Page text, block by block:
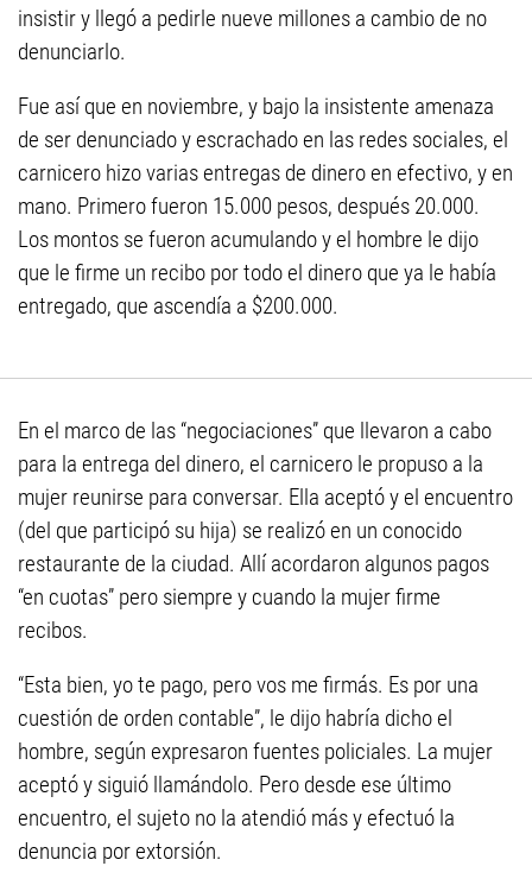
insistir y llegó a pedirle nueve millones a cambio de no
denunciarlo.
Fue así que en noviembre, y bajo la insistente amenaza
de ser denunciado y escrachado en las redes sociales, el
carnicero hizo varias entregas de dinero en efectivo, y en
mano. Primero fueron 15.000 pesos, después 20.000.
Los montos se fueron acumulando y el hombre le dijo
que le firme un recibo por todo el dinero que ya le había
entregado, que ascendía a $200.000.
En el marco de las “negociaciones” que llevaron a cabo
para la entrega del dinero, el carnicero le propuso a la
mujer reunirse para conversar. Ella aceptó y el encuentro
(del que participó su hija) se realizó en un conocido
restaurante de la ciudad. Allí acordaron algunos pagos
“en cuotas” pero siempre y cuando la mujer firme
recibos.
“Esta bien, yo te pago, pero vos me firmás. Es por una
cuestión de orden contable”, le dijo habría dicho el
hombre, según expresaron fuentes policiales. La mujer
aceptó y siguió llamándolo. Pero desde ese último
encuentro, el sujeto no la atendió más y efectuó la
denuncia por extorsión.